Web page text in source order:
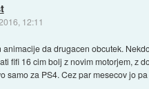
12:11
animacije da drugacen obcutek.
fifi 16 cim bolj z novim motorjem, z
samo za PS4. Cez par mesecov jo